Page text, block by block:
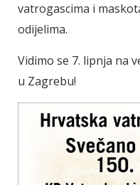
vatrogascima i
odijelima.
Vidimo se 7. lipnja na
u Zagrebu!